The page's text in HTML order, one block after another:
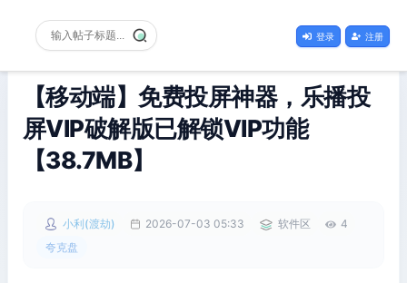
登录 注册
【移动端】免费投屏神器，乐播投
屏VIP破解版已解锁VIP功能
【38.7MB】
小利(渡劫) 2026-07-03 05:33 软件区
4
夸克盘